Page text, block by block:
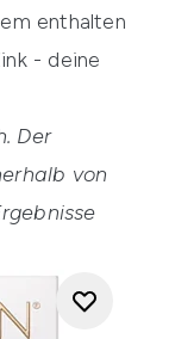
enthalten
- deine
Der
von